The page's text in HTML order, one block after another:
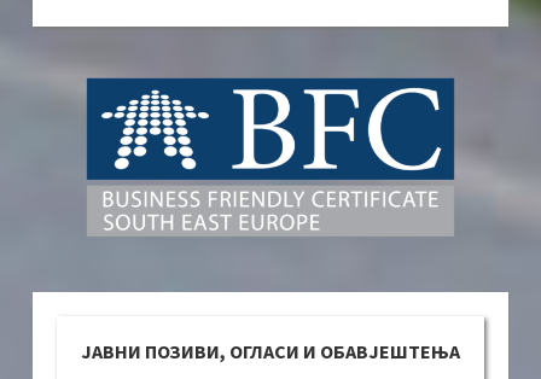
ЈАВНИ ПОЗИВИ, ОГЛАСИ И ОБАВЈЕШТЕЊА